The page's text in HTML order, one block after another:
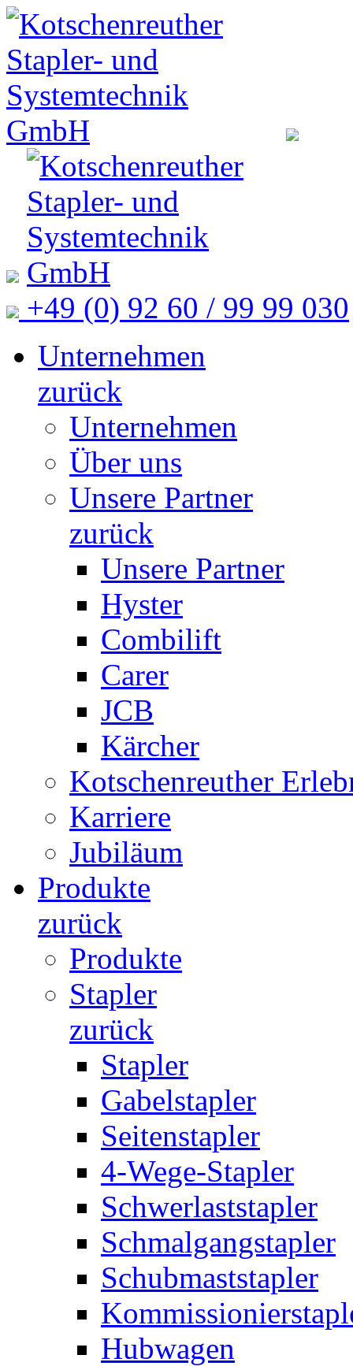
+49 (0) 92 60 / 99 99 030
Unternehmen
zurück
Unternehmen
Über uns
Unsere Partner
zurück
Unsere Partner
Hyster
Combilift
Carer
JCB
Kärcher
Kotschenreuther
Karriere
Jubiläum
Produkte
zurück
Produkte
Stapler
zurück
Stapler
Gabelstapler
Seitenstapler
4-Wege-Stapler
Schwerlaststapler
Schmalgangstapler
Schubmaststapler
Hubwagen